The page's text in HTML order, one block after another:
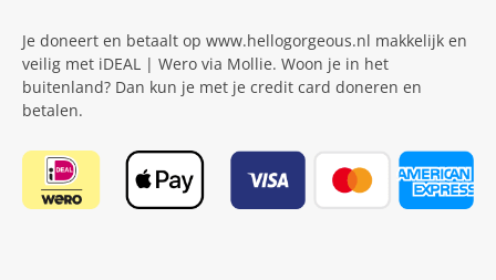
Je doneert en betaalt op www.hellogorgeous.nl makkelijk en
veilig met iDEAL | Wero via Mollie. Woon je in het
buitenland? Dan kun je met je credit card doneren en
betalen.